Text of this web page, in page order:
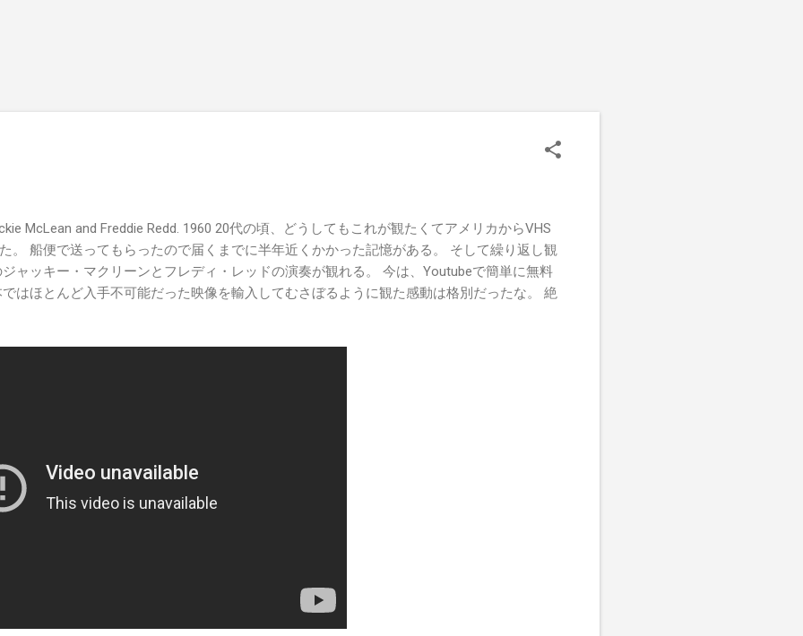
McLean and Freddie Redd. 1960 20代の頃、どうしてもこれが観たくてアメリカからVHS
。 船便で送ってもらったので届くまでに半年近くかかった記憶がある。 そして繰り返し観
ャッキー・マクリーンとフレディ・レッドの演奏が観れる。 今は、Youtubeで簡単に無料
はほとんど入手不可能だった映像を輸入してむさぼるように観た感動は格別だったな。 絶